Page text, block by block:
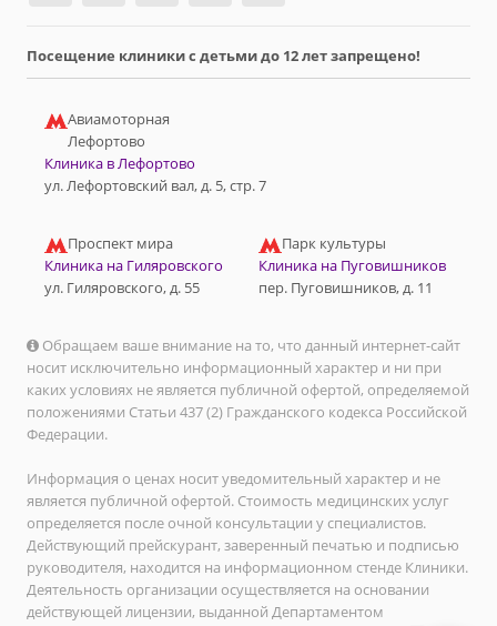
Посещение клиники с детьми до 12 лет запрещено!
Авиамоторная
Лефортово
Клиника в Лефортово
ул. Лефортовский вал, д. 5, стр. 7
Проспект мира
Клиника на Гиляровского
ул. Гиляровского, д. 55
Парк культуры
Клиника на Пуговишников
пер. Пуговишников, д. 11
Обращаем ваше внимание на то, что данный интернет-сайт
носит исключительно информационный характер и ни при
каких условиях не является публичной офертой, определяемой
положениями Статьи 437 (2) Гражданского кодекса Российской
Федерации.
Информация о ценах носит уведомительный характер и не
является публичной офертой. Стоимость медицинских услуг
определяется после очной консультации у специалистов.
Действующий прейскурант, заверенный печатью и подписью
руководителя, находится на информационном стенде Клиники.
Деятельность организации осуществляется на основании
действующей лицензии, выданной Департаментом